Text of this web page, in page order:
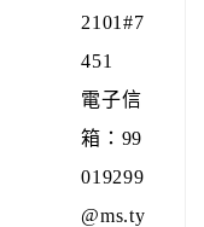
2101#7
451
電子信
箱：99
019299
@ms.ty